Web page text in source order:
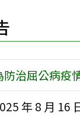
防治屈公病疫
年 8 月 16